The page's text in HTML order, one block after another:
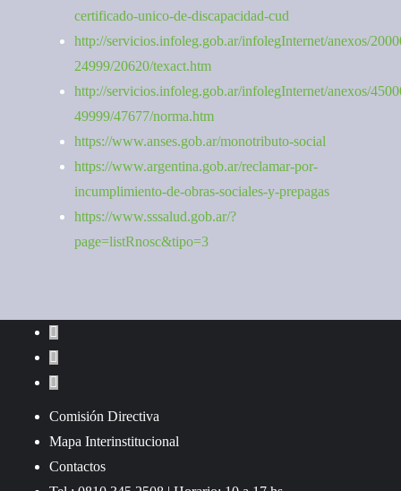
certificado-unico-de-discapacidad-cud
http://servicios.infoleg.gob.ar/infolegInternet/anexos/
24999/20620/texact.htm
http://servicios.infoleg.gob.ar/infolegInternet/anexos/
49999/47677/norma.htm
https://www.anses.gob.ar/monotributo-social
https://www.argentina.gob.ar/reclamar-por-
incumplimiento-de-obras-sociales-y-prepagas
https://www.sssalud.gob.ar/?
page=listRnosc&tipo=3
Comisión Directiva
Mapa Interinstitucional
Contactos